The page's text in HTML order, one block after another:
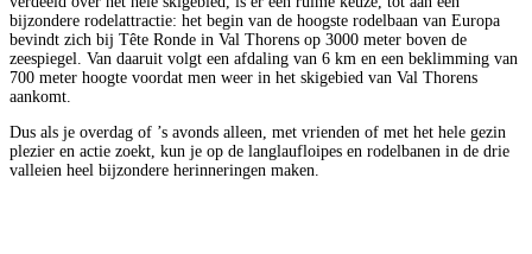
bijzondere rodelattractie: het begin van de hoogste rodelbaan van Europa
bevindt zich bij Tête Ronde in Val Thorens op 3000 meter boven de
zeespiegel. Van daaruit volgt een afdaling van 6 km en een beklimming van
700 meter hoogte voordat men weer in het skigebied van Val Thorens
aankomt.
Dus als je overdag of ’s avonds alleen, met vrienden of met het hele gezin
plezier en actie zoekt, kun je op de langlaufloipes en rodelbanen in de drie
valleien heel bijzondere herinneringen maken.